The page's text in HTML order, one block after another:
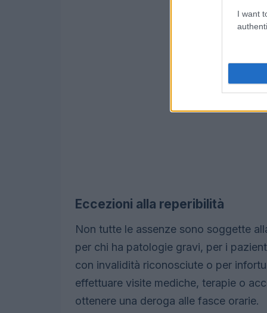
I want
Eccezioni alla reperibilità
Non tutte le assenze sono soggette
per chi ha patologie gravi, per i
con invalidità riconosciute o per
effettuare visite mediche, terapie o
ottenere una deroga alle fasce orarie.